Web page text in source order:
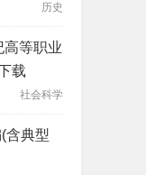
历史
高等职业
载
社会科学
含典型